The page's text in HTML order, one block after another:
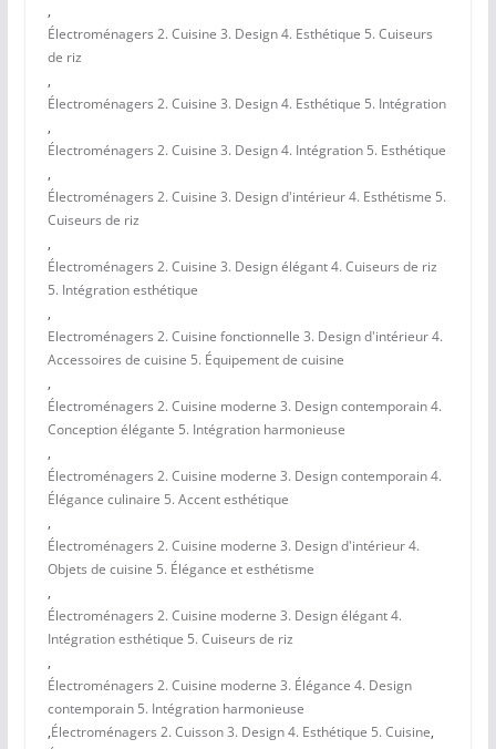
,
Électroménagers 2. Cuisine 3. Design 4. Esthétique 5. Cuiseurs
de riz
,
Électroménagers 2. Cuisine 3. Design 4. Esthétique 5. Intégration
,
Électroménagers 2. Cuisine 3. Design 4. Intégration 5. Esthétique
,
Électroménagers 2. Cuisine 3. Design d'intérieur 4. Esthétisme 5.
Cuiseurs de riz
,
Électroménagers 2. Cuisine 3. Design élégant 4. Cuiseurs de riz
5. Intégration esthétique
,
Electroménagers 2. Cuisine fonctionnelle 3. Design d'intérieur 4.
Accessoires de cuisine 5. Équipement de cuisine
,
Électroménagers 2. Cuisine moderne 3. Design contemporain 4.
Conception élégante 5. Intégration harmonieuse
,
Électroménagers 2. Cuisine moderne 3. Design contemporain 4.
Élégance culinaire 5. Accent esthétique
,
Électroménagers 2. Cuisine moderne 3. Design d'intérieur 4.
Objets de cuisine 5. Élégance et esthétisme
,
Électroménagers 2. Cuisine moderne 3. Design élégant 4.
Intégration esthétique 5. Cuiseurs de riz
,
Électroménagers 2. Cuisine moderne 3. Élégance 4. Design
contemporain 5. Intégration harmonieuse
,Électroménagers 2. Cuisson 3. Design 4. Esthétique 5. Cuisine,